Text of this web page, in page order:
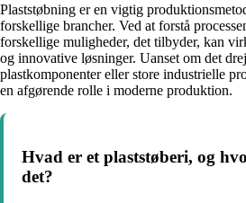
Plaststøbning er en vigtig
forskellige brancher. Ved at forstå
forskellige muligheder, det tilbyder, kan
og innovative løsninger. Uanset om det
plastkomponenter eller store industrielle
en afgørende rolle i moderne produktion.
Hvad er et plaststøberi, og
det?